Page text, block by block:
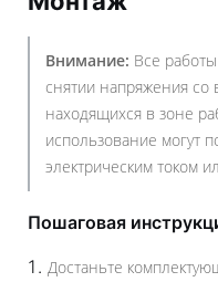
Внимание: Все
снятии напряжения со
находящихся в зоне
использование могут
электрическим током
Пошаговая
Достаньте